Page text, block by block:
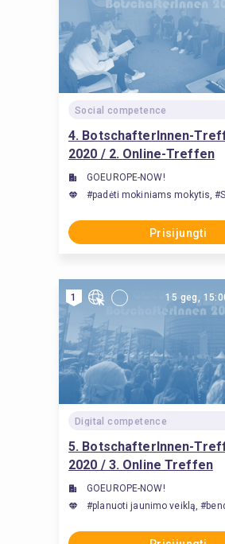
Social competence
4. BotschafterInnen-
2020 / 2. Online-Treffen
GOEUROPE-NOW!
#padėti mokiniams mokytis,
Prisijungti
1 15 geg,
Digital competence
5. BotschafterInnen-
2020 / 3. Online Treffen
GOEUROPE-NOW!
#planuoti jaunimo veiklą,